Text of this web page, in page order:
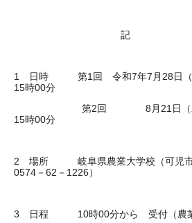
記
1 日時 第1回 令和7年7月28日（月
15時00分
第2回 8月21日（木曜日
15時00分
2 場所 岐阜県農業大学校（可児市
0574－62－1226）
3 日程 10時00分から 受付（農業